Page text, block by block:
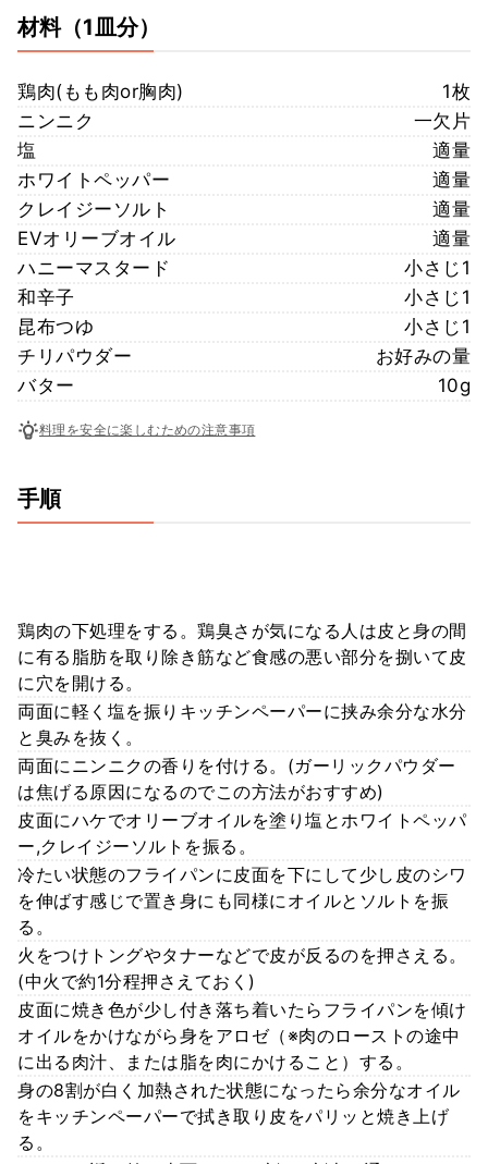
材料（1皿分）
鶏肉(もも肉or胸肉)
1枚
ニンニク
一欠片
塩
適量
ホワイトペッパー
適量
クレイジーソルト
適量
EVオリーブオイル
適量
ハニーマスタード
小さじ1
和辛子
小さじ1
昆布つゆ
小さじ1
チリパウダー
お好みの量
バター
10g
料理を安全に楽しむための注意事項
手順
鶏肉の下処理をする。鶏臭さが気になる人は皮と身の間
に有る脂肪を取り除き筋など食感の悪い部分を捌いて皮
に穴を開ける。
両面に軽く塩を振りキッチンペーパーに挟み余分な水分
と臭みを抜く。
両面にニンニクの香りを付ける。(ガーリックパウダー
は焦げる原因になるのでこの方法がおすすめ)
皮面にハケでオリーブオイルを塗り塩とホワイトペッパ
ー,クレイジーソルトを振る。
冷たい状態のフライパンに皮面を下にして少し皮のシワ
を伸ばす感じで置き身にも同様にオイルとソルトを振
る。
火をつけトングやタナーなどで皮が反るのを押さえる。
(中火で約1分程押さえておく)
皮面に焼き色が少し付き落ち着いたらフライパンを傾け
オイルをかけながら身をアロゼ（※肉のローストの途中
に出る肉汁、または脂を肉にかけること）する。
身の8割が白く加熱された状態になったら余分なオイル
をキッチンペーパーで拭き取り皮をパリッと焼き上げ
る。